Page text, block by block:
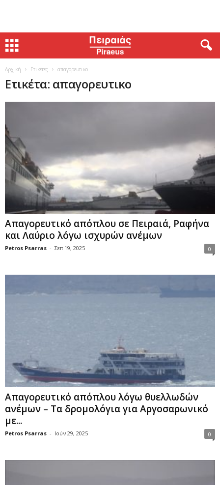
Αρχική Ετικέτες απαγορευτικο
Ετικέτα: απαγορευτικο
Απαγoρευτικό απόπλου σε Πειραιά, Ραφήνα
και Λαύριο λόγω ισχυρών ανέμων
Petros Psarras - Σεπ 19, 2025 0
Απαγορευτικό απόπλου λόγω θυελλωδών
ανέμων – Τα δρομολόγια για Αργοσαρωνικό
με...
Petros Psarras - Ιούν 29, 2025 0